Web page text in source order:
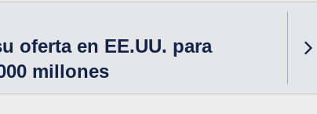
oferta en EE.UU. para
millones